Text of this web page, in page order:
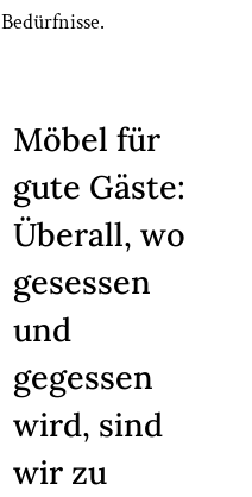
Bedürfnisse.
Möbel für
gute Gäste:
Überall, wo
gesessen
und
gegessen
wird, sind
wir zu